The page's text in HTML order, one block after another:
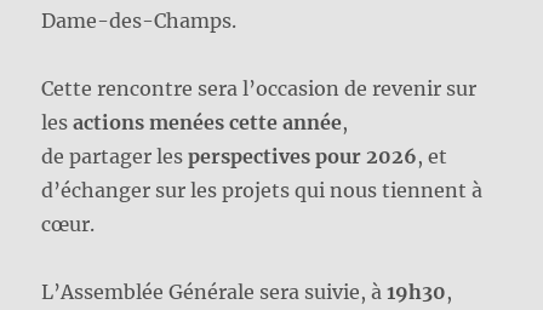
Dame-des-Champs.
Cette rencontre sera l’occasion de revenir sur
lesactions menées cette année,
de partager lesperspectives pour 2026, et
d’échanger sur les projets qui nous tiennent à
cœur.
L’Assemblée Générale sera suivie, à19h30,